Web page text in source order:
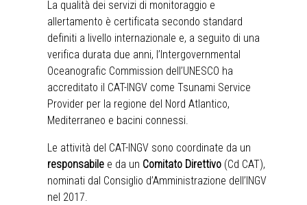
La qualità dei servizi di monitoraggio e
allertamento è certificata secondo standard
definiti a livello internazionale e, a seguito di una
verifica durata due anni, l’Intergovernmental
Oceanografic Commission dell’UNESCO ha
accreditato il CAT-INGV come Tsunami Service
Provider per la regione del Nord Atlantico,
Mediterraneo e bacini connessi.
Le attività del CAT-INGV sono coordinate da un
responsabile e da un Comitato Direttivo (Cd CAT),
nominati dal Consiglio d’Amministrazione dell’INGV
nel 2017.